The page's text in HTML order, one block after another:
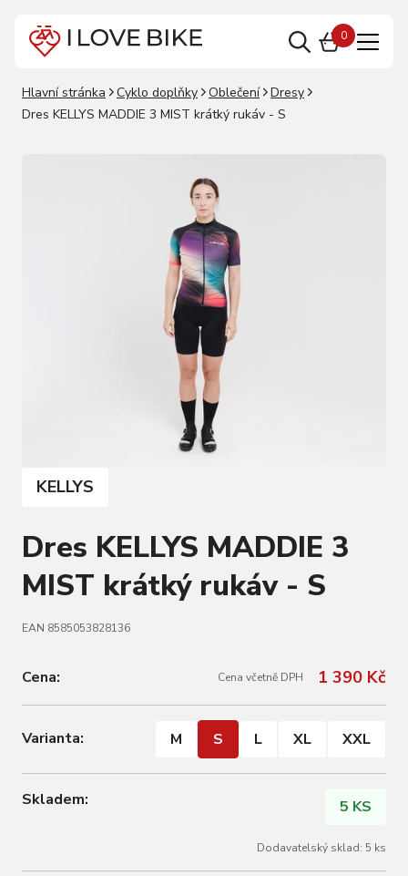
0
Hlavní stránka Cyklo doplňky Oblečení
Dresy
Dres KELLYS MADDIE 3 MIST krátký rukáv - S
KELLYS
Dres KELLYS MADDIE 3
MIST krátký rukáv - S
EAN 8585053828136
Cena: Cena včetně DPH 1 390 Kč
Varianta: M S L XL XXL
Skladem: 5 KS
Dodavatelský sklad: 5 ks